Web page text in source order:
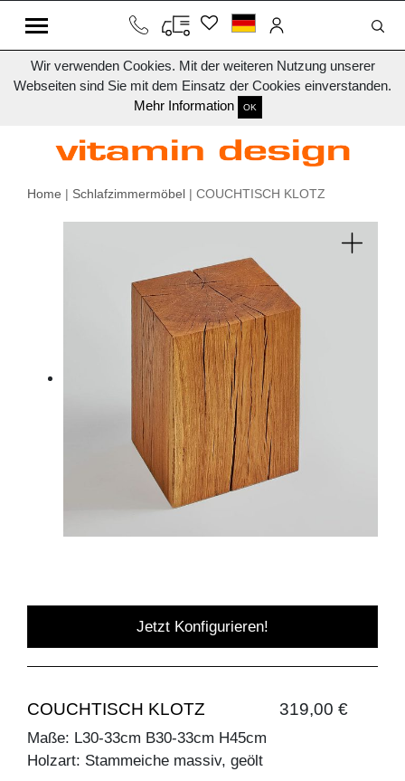
Wir verwenden Cookies. Mit der weiteren Nutzung unserer
Webseiten sind Sie mit dem Einsatz der Cookies einverstanden.
Mehr Information
OK
Home | Schlafzimmermöbel | COUCHTISCH KLOTZ
Jetzt Konfigurieren!
COUCHTISCH KLOTZ 319,00 €
Maße: L30-33cm B30-33cm H45cm
Holzart: Stammeiche massiv, geölt